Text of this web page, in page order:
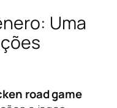
Uma
road game